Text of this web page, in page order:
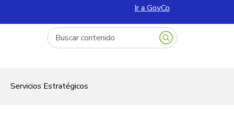
Ir a GovCo
Escriba la palabra clave relacionada a lo que
Servicios Estratégicos